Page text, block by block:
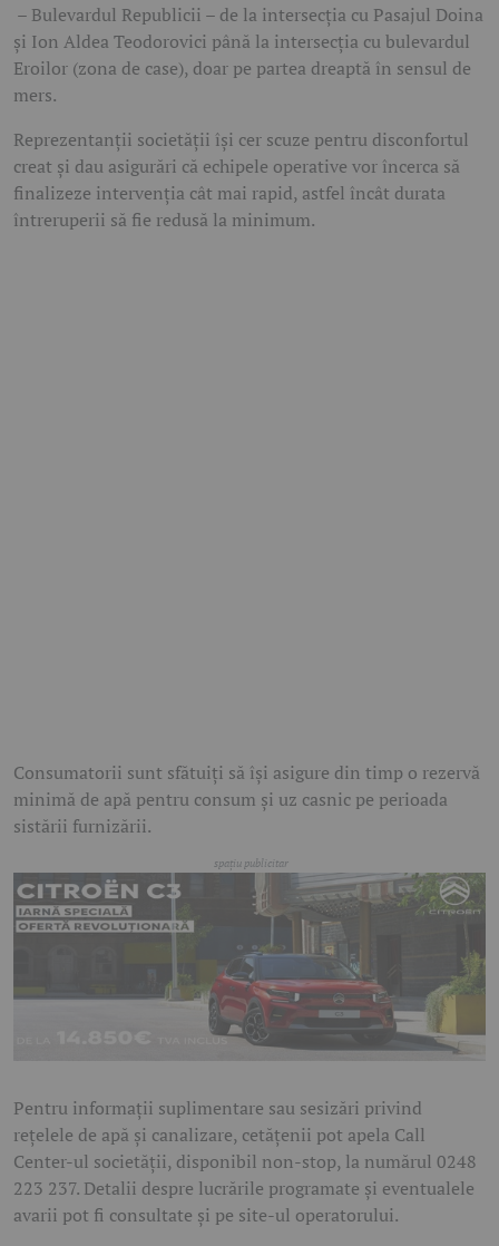
– Bulevardul Republicii – de la intersecția cu Pasajul Doina
și Ion Aldea Teodorovici până la intersecția cu bulevardul
Eroilor (zona de case), doar pe partea dreaptă în sensul de
mers.
Reprezentanții societății își cer scuze pentru disconfortul
creat și dau asigurări că echipele operative vor încerca să
finalizeze intervenția cât mai rapid, astfel încât durata
întreruperii să fie redusă la minimum.
Consumatorii sunt sfătuiți să își asigure din timp o rezervă
minimă de apă pentru consum și uz casnic pe perioada
sistării furnizării.
Pentru informații suplimentare sau sesizări privind
rețelele de apă și canalizare, cetățenii pot apela Call
Center-ul societății, disponibil non-stop, la numărul 0248
223 237. Detalii despre lucrările programate și eventualele
avarii pot fi consultate și pe site-ul operatorului.